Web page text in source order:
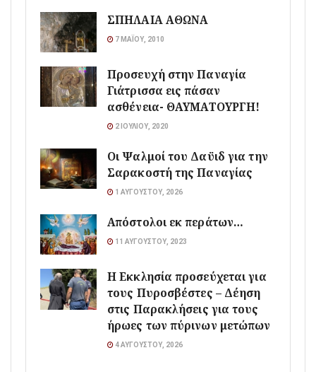
ΣΠΗΛΑΙΑ ΑΘΩΝΑ
7 ΜΑΪ́ΟΥ, 2010
Προσευχή στην Παναγία
Γιάτρισσα εις πάσαν
ασθένεια- ΘΑΥΜΑΤΟΥΡΓΗ!
2 ΙΟΥΛΊΟΥ, 2020
Οι Ψαλμοί του Δαϋιδ για την
Σαρακοστή της Παναγίας
1 ΑΥΓΟΎΣΤΟΥ, 2026
Απόστολοι εκ περάτων…
11 ΑΥΓΟΎΣΤΟΥ, 2023
Η Εκκλησία προσεύχεται για
τους Πυροσβέστες – Δέηση
στις Παρακλήσεις για τους
ήρωες των πύρινων μετώπων
4 ΑΥΓΟΎΣΤΟΥ, 2026